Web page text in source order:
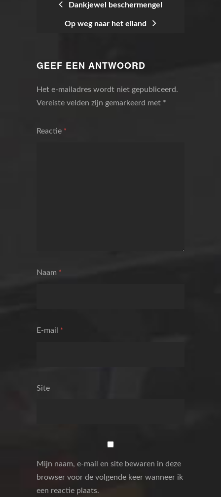
BERICHTNAVIGATIE
Dankjewel beschermengel
Op weg naar het eiland
GEEF EEN ANTWOORD
Het e-mailadres wordt niet gepubliceerd.
Vereiste velden zijn gemarkeerd met *
Reactie *
Naam *
E-mail *
Site
Mijn naam, e-mail en site bewaren in deze
browser voor de volgende keer wanneer ik
een reactie plaats.